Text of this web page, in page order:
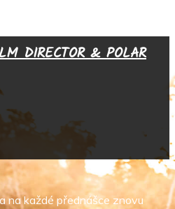
DIRECTOR & POLAR
na každé přednášce znovu